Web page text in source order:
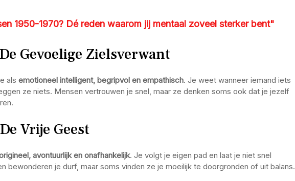
1950-1970? Dé reden waarom jij mentaal zoveel sterker bent"
Gevoelige Zielsverwant
als emotioneel intelligent, begripvol en empathisch. Je weet wanneer iemand iets
ze niets. Mensen vertrouwen je snel, maar ze denken soms ook dat je jezelf
Vrije Geest
avontuurlijk en onafhankelijk. Je volgt je eigen pad en laat je niet snel
bewonderen je durf, maar soms vinden ze je moeilijk te doorgronden of uit balans.